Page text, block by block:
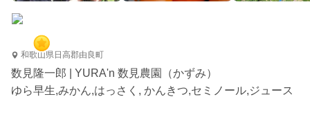
和歌山県日高郡由良町
数見隆一郎 | YURA'n 数見農園（かずみ）
ゆら早生,みかん,はっさく, かんきつ,セミノール,ジュース